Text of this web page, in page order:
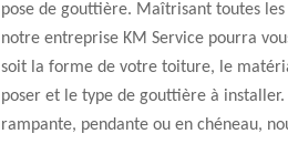
pose de gouttière. Maîtrisant toutes les
notre entreprise KM Service pourra
soit la forme de votre toiture, le
poser et le type de gouttière à installer.
rampante, pendante ou en chéneau,